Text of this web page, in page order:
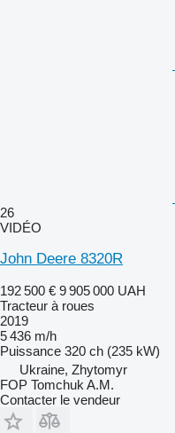
26
VIDÉO
John Deere 8320R
192 500 € 9 905 000 UAH
Tracteur à roues
2019
5 436 m/h
Puissance 320 ch (235 kW)
Ukraine, Zhytomyr
FOP Tomchuk A.M.
Contacter le vendeur